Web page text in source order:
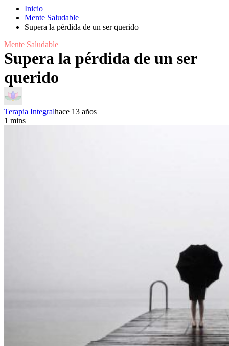
Inicio
Mente Saludable
Supera la pérdida de un ser querido
Mente Saludable
Supera la pérdida de un ser
querido
Terapia Integralhace 13 años
1 mins